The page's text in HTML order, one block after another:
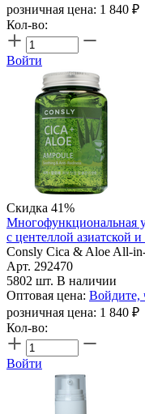
розничная цена: 1 840 ₽
Кол-во:
Войти
Скидка 41%
Многофункциональная
с центеллой азиатской
Consly Cica & Aloe All-
Арт. 292470
5802 шт. В наличии
Оптовая цена: Войдите,
розничная цена: 1 840 ₽
Кол-во:
Войти